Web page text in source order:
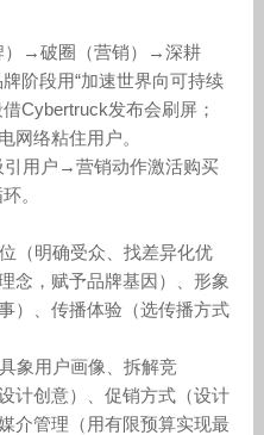
）→破圈（营销）→深耕
阶段用“加速世界向可持续
Cybertruck发布会刷屏；
网络粘住用户。
引用户→营销动作激活购买
。
（明确受众、找差异化优
念，赋予品牌基因）、形象
）、传播体验（选传播方式
象用户画像、拆解竞
计创意）、促销方式（设计
介管理（用有限预算实现最